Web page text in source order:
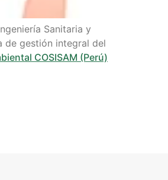
Sanitaria y
de gestión integral del
COSISAM (Perú)